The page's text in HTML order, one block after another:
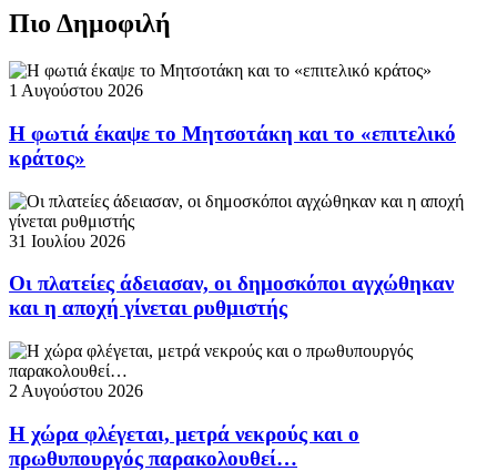
Πιο Δημοφιλή
1 Αυγούστου 2026
Η φωτιά έκαψε το Μητσοτάκη και το «επιτελικό
κράτος»
31 Ιουλίου 2026
Οι πλατείες άδειασαν, οι δημοσκόποι αγχώθηκαν
και η αποχή γίνεται ρυθμιστής
2 Αυγούστου 2026
Η χώρα φλέγεται, μετρά νεκρούς και ο
πρωθυπουργός παρακολουθεί…